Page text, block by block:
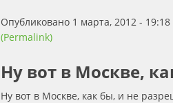
Опубликовано 1 марта, 2012 -
(Permalink)
Ну вот в Москве,
Ну вот в Москве, как бы, и не